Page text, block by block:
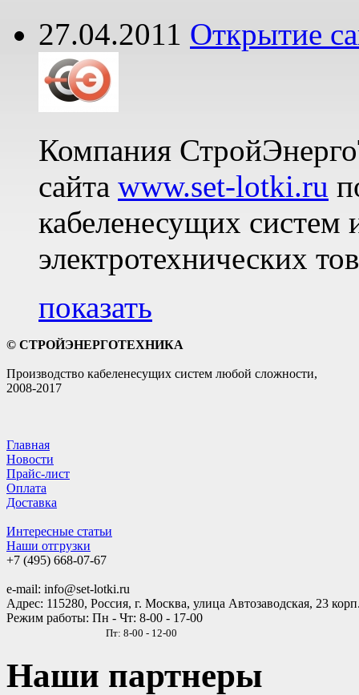
27.04.2011 Открытие
Компания
сайта www.set-lotki.ru
кабеленесущих
электротехнических
показать
© СТРОЙЭНЕРГОТЕХНИКА
Производство кабеленесущих систем любой сложности,
2008-2017
Главная
Новости
Прайс-лист
Оплата
Доставка
Интересные статьи
Наши отгрузки
+7 (495) 668-07-67
e-mail: info@set-lotki.ru
Адрес: 115280, Россия, г. Москва, улица Автозаводская, 23
Режим работы: Пн - Чт: 8-00 - 17-00
Пт: 8-00 - 12-00
Наши партнеры